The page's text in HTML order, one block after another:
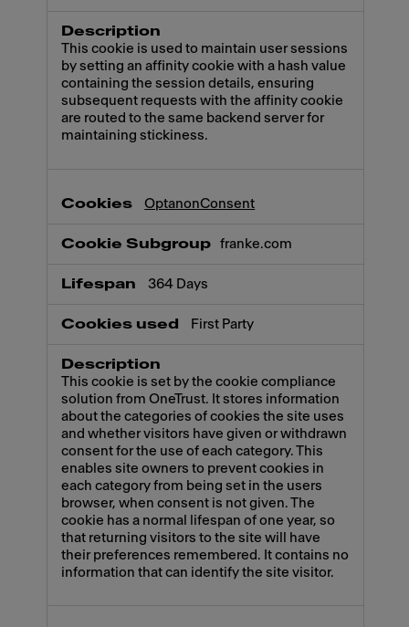
This cookie is used to maintain user sessions
by setting an affinity cookie with a hash value
containing the session details, ensuring
subsequent requests with the affinity cookie
are routed to the same backend server for
maintaining stickiness.
OptanonConsent
franke.com
364 Days
First Party
This cookie is set by the cookie compliance
solution from OneTrust. It stores information
about the categories of cookies the site uses
and whether visitors have given or withdrawn
consent for the use of each category. This
enables site owners to prevent cookies in
each category from being set in the users
browser, when consent is not given. The
cookie has a normal lifespan of one year, so
that returning visitors to the site will have
their preferences remembered. It contains no
information that can identify the site visitor.